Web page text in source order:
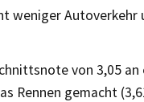
weniger Autoverkehr
von 3,05
Rennen gemacht